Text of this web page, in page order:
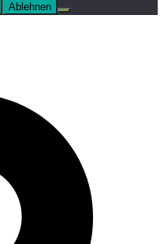
Ablehnen